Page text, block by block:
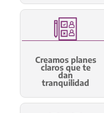
Creamos planes
claros que te
dan
tranquilidad